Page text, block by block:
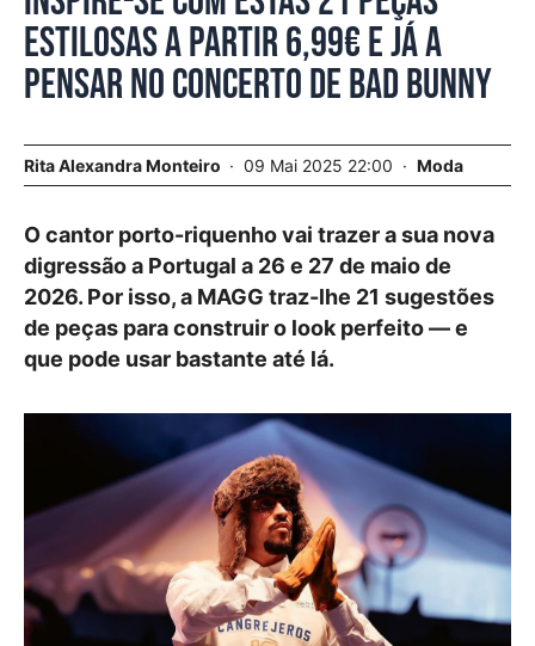
estilosas a partir 6,99€ e já a
pensar no concerto de Bad Bunny
Rita Alexandra Monteiro 09 Mai 2025 22:00 Moda
O cantor porto-riquenho vai trazer a sua nova
digressão a Portugal a 26 e 27 de maio de
2026. Por isso, a MAGG traz-lhe 21 sugestões
de peças para construir o look perfeito — e
que pode usar bastante até lá.